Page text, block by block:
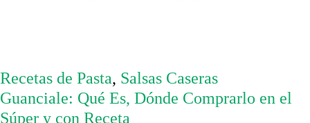
Recetas de Pasta, Salsas Caseras
Guanciale: Qué Es, Dónde Comprarlo en el
Súper y con Receta